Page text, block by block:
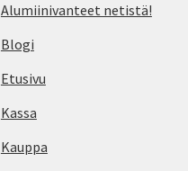
Alumiinivanteet netistä!
Blogi
Etusivu
Kassa
Kauppa